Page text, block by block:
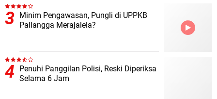
Minim Pengawasan, Pungli di UPPKB
Pallangga Merajalela?
Penuhi Panggilan Polisi, Reski Diperiksa
Selama 6 Jam